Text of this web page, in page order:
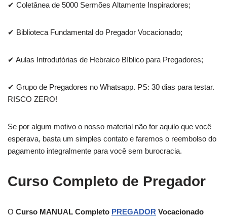
✔ Coletânea de 5000 Sermões Altamente Inspiradores;
✔ Biblioteca Fundamental do Pregador Vocacionado;
✔ Aulas Introdutórias de Hebraico Bíblico para Pregadores;
✔ Grupo de Pregadores no Whatsapp. PS: 30 dias para testar.
RISCO ZERO!
Se por algum motivo o nosso material não for aquilo que você
esperava, basta um simples contato e faremos o reembolso do
pagamento integralmente para você sem burocracia.
Curso Completo de Pregador
O Curso MANUAL Completo PREGADOR Vocacionado